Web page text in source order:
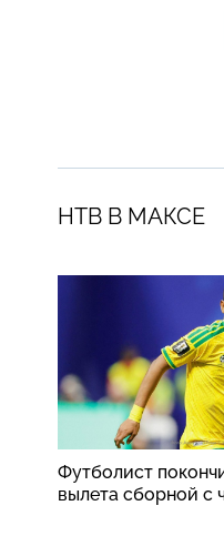
НТВ В МАКСЕ
Футболист
вылета сборной с